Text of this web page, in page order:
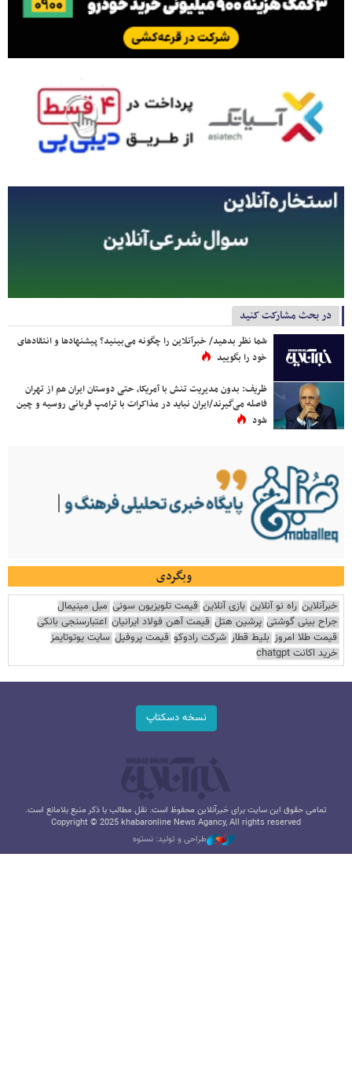
در بحث مشارکت کنید
شما نظر بدهید/ خبرآنلاین را چگونه می‌بینید؟ پیشنهادها و انتقادهای
خود را بگویید
ظریف: بدون مدیریت تنش با آمریکا، حتی دوستان ایران هم از تهران
فاصله می‌گیرند/ایران نباید در مذاکرات با ترامپ قربانی روسیه و چین
شود
وبگردی
خبرآنلاین راه نو آنلاین بازی آنلاین قیمت تلویزیون سونی مبل مینیمال
جراح بینی گوشتی پرشین هتل قیمت آهن فولاد ایرانیان اعتبارسنجی بانکی
قیمت طلا امروز بلیط قطار شرکت رادوکو قیمت پروفیل سایت یوتوتایمز
خرید اکانت chatgpt
نسخه دسکتاپ
تمامی حقوق این سایت برای خبرآنلاین محفوظ است. نقل مطالب با ذکر منبع بلامانع است.
Copyright © 2025 khabaronline News Agancy, All rights reserved
طراحی و تولید: نستوه